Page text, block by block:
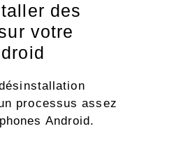
des
votre
processus assez
Android.